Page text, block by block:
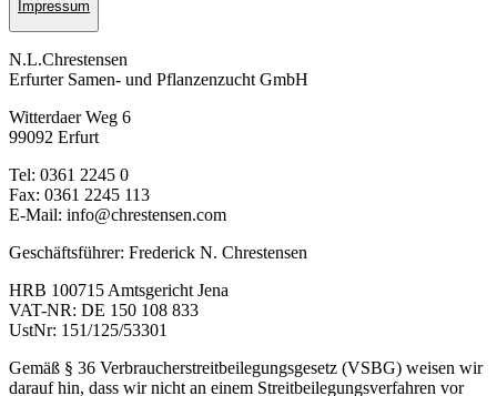
Impressum
N.L.Chrestensen
Erfurter Samen- und Pflanzen­zucht GmbH
Witterdaer Weg 6
99092 Erfurt
Tel: 0361 2245 0
Fax: 0361 2245 113
E-Mail: info@chrestensen.com
Geschäftsführer: Frederick N. Chrestensen
HRB 100715 Amtsgericht Jena
VAT-NR: DE 150 108 833
UstNr: 151/125/53301
Gemäß § 36 Verbraucherstreitbeilegungsgesetz (VSBG) weisen wir
darauf hin, dass wir nicht an einem Streitbeilegungsverfahren vor